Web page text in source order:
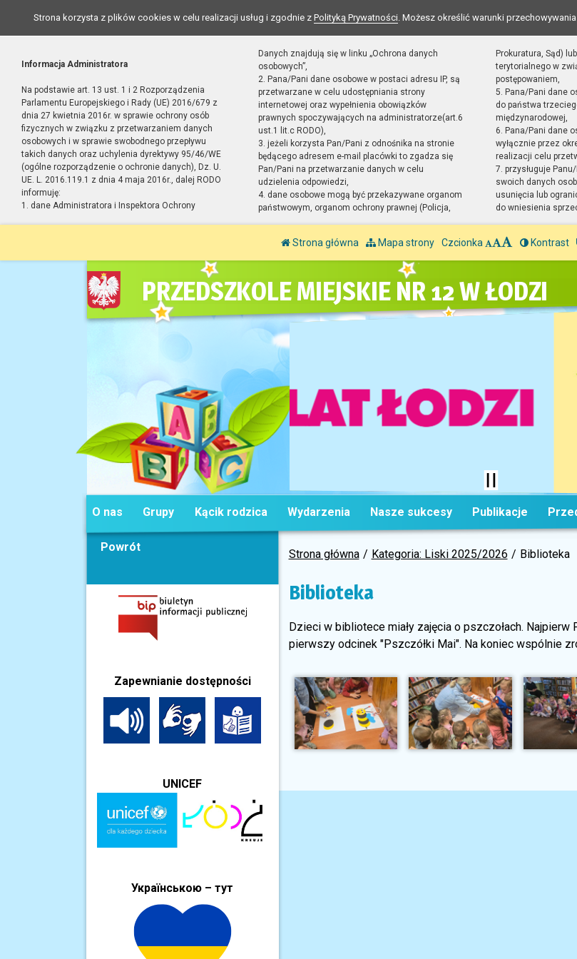
Strona korzysta z plików cookies w celu realizacji usług i zgodnie z Polityką Prywatności. Możesz określić warunki
Informacja Administratora
Na podstawie art. 13 ust. 1 i 2 Rozporządzenia
Parlamentu Europejskiego i Rady (UE) 2016/679 z
dnia 27 kwietnia 2016r. w sprawie ochrony osób
fizycznych w związku z przetwarzaniem danych
osobowych i w sprawie swobodnego przepływu
takich danych oraz uchylenia dyrektywy 95/46/WE
(ogólne rozporządzenie o ochronie danych), Dz. U.
UE. L. 2016.119.1 z dnia 4 maja 2016r., dalej RODO
informuję:
1. dane Administratora i Inspektora Ochrony
Danych znajdują się w linku „Ochrona danych
osobowych”,
2. Pana/Pani dane osobowe w postaci adresu IP, są
przetwarzane w celu udostępniania strony
internetowej oraz wypełnienia obowiązków
prawnych spoczywających na administratorze(art.6
ust.1 lit.c RODO),
3. jeżeli korzysta Pan/Pani z odnośnika na stronie
będącego adresem e-mail placówki to zgadza się
Pan/Pani na przetwarzanie danych w celu
udzielenia odpowiedzi,
4. dane osobowe mogą być przekazywane organom
państwowym, organom ochrony prawnej (Policja,
Prokuratura, Sąd)
terytorialnego w
postępowaniem,
5. Pana/Pani dane
do państwa
międzynarodowej,
6. Pana/Pani dane
wyłącznie przez
realizacji celu
7. przysługuje
swoich danych
usunięcia lub
do wniesienia
Strona główna Mapa strony Czcionka Kontrast
PRZEDSZKOLE MIEJSKIE NR 12 W ŁODZI
O nas Grupy Kącik rodzica Wydarzenia Nasze sukcesy Publikacje
Strona główna Kategoria: Liski 2025/2026 Biblioteka
Biblioteka
Dzieci w bibliotece miały zajęcia o pszczołach.
pierwszy odcinek "Pszczółki Mai". Na koniec wspólnie
Powrót
Zapewnianie dostępności
UNICEF
Українською – тут